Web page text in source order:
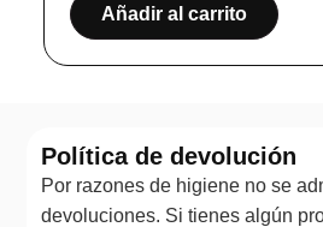
Añadir al carrito
Política de devolución
Por razones de higiene no se
devoluciones. Si tienes algún